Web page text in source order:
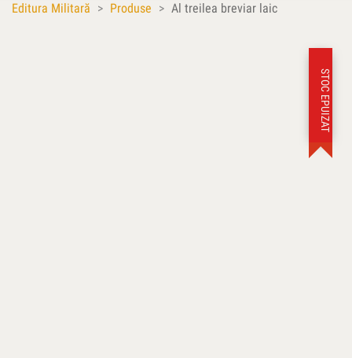
Editura Militară > Produse > Al treilea breviar laic
STOC EPUIZAT